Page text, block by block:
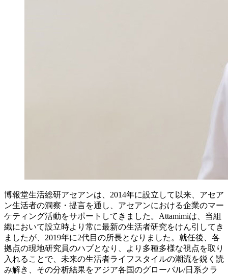
博報堂生活総研アセアンは、2014年に設立して以来、アセア
ン生活者の洞察・提言を通し、アセアンにおける企業のマー
ケティング活動をサポートしてきました。Attamimiは、当組
織において設立時より常に最新の生活者研究をけん引してき
ましたが、2019年に2代目の所長となりました。就任後、各
拠点の現地研究員のハブとなり、より多種多様な視点を取り
入れることで、未来の生活者ライフスタイルの潮流を鋭く読
み解き、その分析結果をアジア各国のグローバル/日系クラ